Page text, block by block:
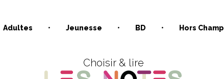
Adultes Jeunesse BD Hors Champ
Choisir & lire